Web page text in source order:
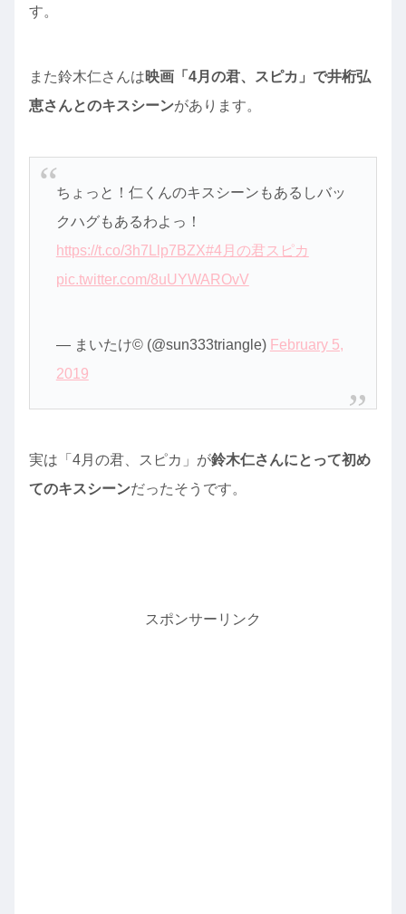
す。
また鈴木仁さんは映画「4月の君、スピカ」で井桁弘
恵さんとのキスシーンがあります。
ちょっと！仁くんのキスシーンもあるしバッ
クハグもあるわよっ！
https://t.co/3h7Llp7BZX#4月の君スピカ
pic.twitter.com/8uUYWAROvV
— まいたけ©️ (@sun333triangle) February 5,
2019
実は「4月の君、スピカ」が鈴木仁さんにとって初め
てのキスシーンだったそうです。
スポンサーリンク